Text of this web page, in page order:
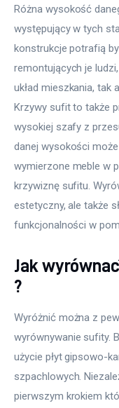
Różna wysokość
występujący w tych
konstrukcje potrafią
remontujących je
układ mieszkania, tak
Krzywy sufit to także
wysokiej szafy z
danej wysokości
wymierzone meble w
krzywiznę sufitu.
estetyczny, ale także
funkcjonalności w
Jak
?
Wyróżnić można z
wyrównywanie sufity.
użycie płyt gipsowo-
szpachlowych.
pierwszym krokiem